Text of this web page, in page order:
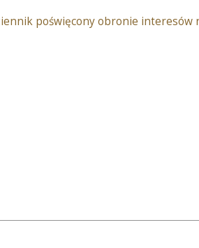
poświęcony obronie interesów